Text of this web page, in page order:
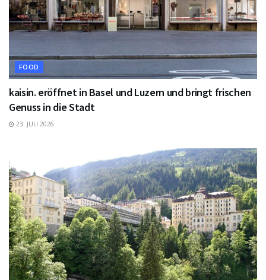
FOOD
kaisin. eröffnet in Basel und Luzern und bringt frischen
Genuss in die Stadt
23. JULI 2026